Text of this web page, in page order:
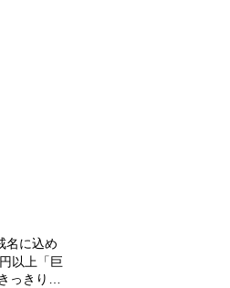
名に込め
以上「巨
きりで